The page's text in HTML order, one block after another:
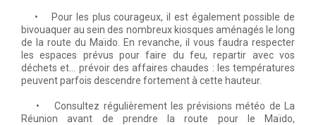
• Pour les plus courageux, il est également possible de
bivouaquer au sein des nombreux kiosques aménagés le long
de la route du Maïdo. En revanche, il vous faudra respecter
les espaces prévus pour faire du feu, repartir avec vos
déchets et… prévoir des affaires chaudes : les températures
peuvent parfois descendre fortement à cette hauteur.
• Consultez régulièrement les prévisions météo de La
Réunion avant de prendre la route pour le Maïdo,